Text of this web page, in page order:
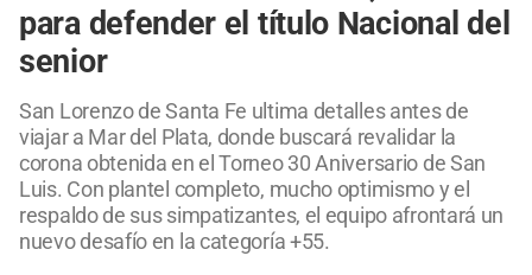
para defender el título Nacional del
senior
San Lorenzo de Santa Fe ultima detalles antes de
viajar a Mar del Plata, donde buscará revalidar la
corona obtenida en el Torneo 30 Aniversario de San
Luis. Con plantel completo, mucho optimismo y el
respaldo de sus simpatizantes, el equipo afrontará un
nuevo desafío en la categoría +55.